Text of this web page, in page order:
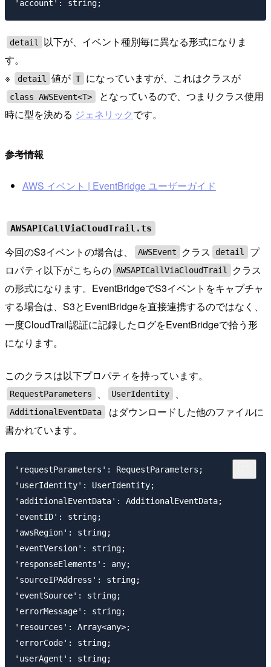
detail
以下が、イベント種別毎に異なる形式になりま
す。
※
detail 値が T になっていますが、これはクラスが
class AWSEvent<T>
となっているので、つまりクラス使用
時に型を決める ジェネリックです。
参考情報
AWS イベント | EventBridge ユーザーガイド
AWSAPICallViaCloudTrail.ts
今回のS3イベントの場合は、 AWSEvent クラス detail
プ
ロパティ以下がこちらの AWSAPICallViaCloudTrail
クラス
の形式になります。EventBridgeでS3イベントをキャプチャ
する場合は、S3とEventBridgeを直接連携するのではなく、
一度CloudTrail認証に記録したログをEventBridgeで拾う形
になります。
このクラスは以下プロパティを持っています。
RequestParameters 、 UserIdentity 、
AdditionalEventData
はダウンロードした他のファイルに
書かれています。
'requestParameters': RequestParameters;
'userIdentity': UserIdentity;
'additionalEventData': AdditionalEventData;
'eventID': string;
'awsRegion': string;
'eventVersion': string;
'responseElements': any;
'sourceIPAddress': string;
'eventSource': string;
'errorMessage': string;
'resources': Array<any>;
'errorCode': string;
'userAgent': string;